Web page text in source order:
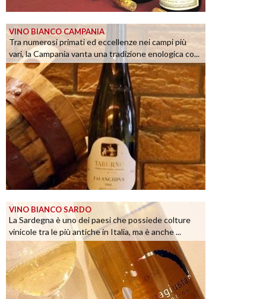
VINO BIANCO CAMPANIA
Tra numerosi primati ed eccellenze nei campi più
vari, la Campania vanta una tradizione enologica co...
VINO BIANCO SARDO
La Sardegna è uno dei paesi che possiede colture
vinicole tra le più antiche in Italia, ma è anche ...